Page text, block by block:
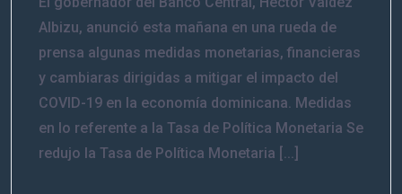
Albizu, anunció esta mañana en una rueda de
prensa algunas medidas monetarias, financieras
y cambiaras dirigidas a mitigar el impacto del
COVID-19 en la economía dominicana. Medidas
en lo referente a la Tasa de Política Monetaria Se
redujo la Tasa de Política Monetaria [...]